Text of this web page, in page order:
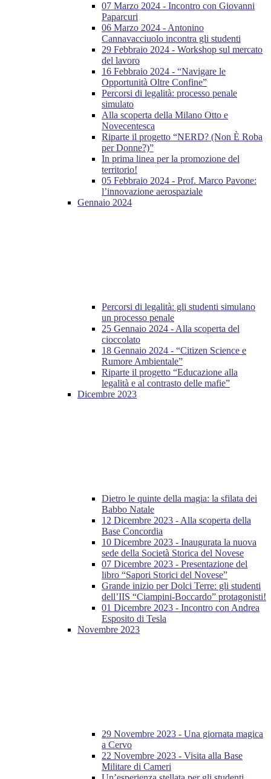
07 Marzo 2024 - Incontro con Giovanni
Paparcuri
06 Marzo 2024 - Antonino
Cannavacciuolo incontra gli studenti
29 Febbraio 2024 - Workshop sul mercato
del lavoro
16 Febbraio 2024 - “Navigare le
Opportunità Oltre Confine”
Percorsi di legalità: processo penale
simulato
Alla scoperta della Milano Otto e
Novecentesca
Riparte il progetto “NERD? (Non È Roba
per Donne?)”
In prima linea per la promozione del
territorio!
05 Febbraio 2024 - Prof. Marco Pavone:
l’innovazione aerospaziale
Gennaio 2024
Percorsi di legalità: gli studenti simulano
un processo penale
25 Gennaio 2024 - Alla scoperta del
cioccolato
18 Gennaio 2024 - “Citizen Science e
Rumore Ambientale”
Riparte il progetto “Educazione alla
legalità e al contrasto delle mafie”
Dicembre 2023
Dietro le quinte della magia: la sfilata dei
Babbo Natale
12 Dicembre 2023 - Alla scoperta della
Base Concordia
10 Dicembre 2023 - Inaugurata la nuova
sede della Società Storica del Novese
07 Dicembre 2023 - Presentazione del
libro “Sapori Storici del Novese”
Grande inizio per Dolci Terre: gli studenti
dell’IIS “Ciampini-Boccardo” protagonisti!
01 Dicembre 2023 - Incontro con Andrea
Esposito di Tesla
Novembre 2023
29 Novembre 2023 - Una giornata magica
a Cervo
22 Novembre 2023 - Visita alla Base
Militare di Cameri